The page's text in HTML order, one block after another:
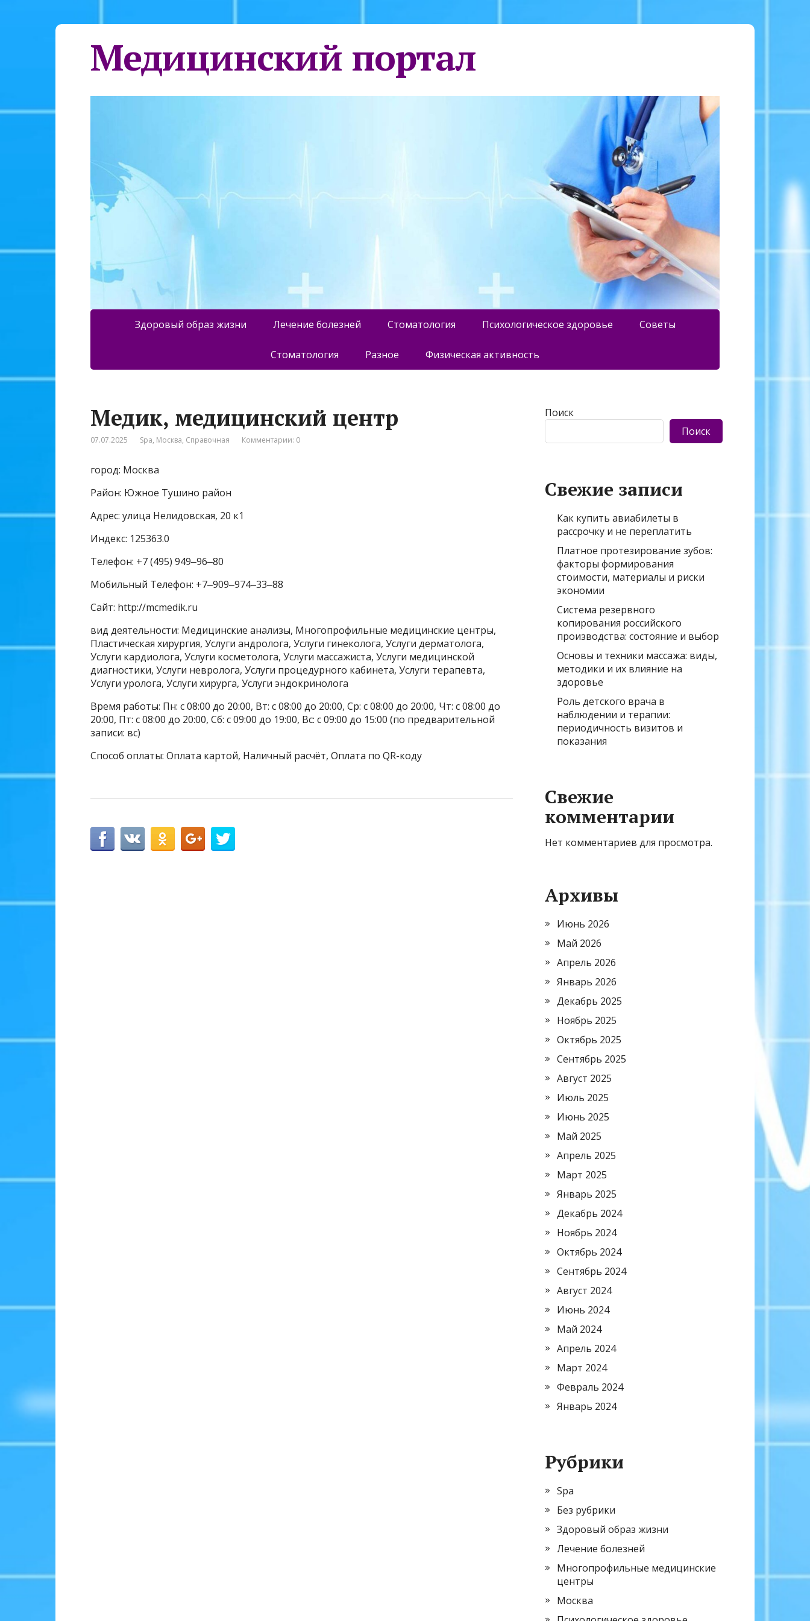
Медицинский портал
Здоровый образ жизни Лечение болезней Стоматология Психологическое здоровье Советы
Стоматология Разное Физическая активность
Медик, медицинский центр
07.07.2025 Spa, Москва, Справочная Комментарии: 0
город: Москва
Район: Южное Тушино район
Адрес: улица Нелидовская, 20 к1
Индекс: 125363.0
Телефон: +7 (495) 949‒96‒80
Мобильный Телефон: +7‒909‒974‒33‒88
Сайт: http://mcmedik.ru
вид деятельности: Медицинские анализы, Многопрофильные медицинские центры,
Пластическая хирургия, Услуги андролога, Услуги гинеколога, Услуги дерматолога,
Услуги кардиолога, Услуги косметолога, Услуги массажиста, Услуги медицинской
диагностики, Услуги невролога, Услуги процедурного кабинета, Услуги терапевта,
Услуги уролога, Услуги хирурга, Услуги эндокринолога
Время работы: Пн: с 08:00 до 20:00, Вт: с 08:00 до 20:00, Ср: с 08:00 до 20:00, Чт: с 08:00 до
20:00, Пт: с 08:00 до 20:00, Сб: с 09:00 до 19:00, Вс: с 09:00 до 15:00 (по предварительной
записи: вс)
Способ оплаты: Оплата картой, Наличный расчёт, Оплата по QR-коду
Поиск
Поиск
Свежие записи
Как купить авиабилеты в
рассрочку и не переплатить
Платное протезирование зубов:
факторы формирования
стоимости, материалы и риски
экономии
Система резервного
копирования российского
производства: состояние и выбор
Основы и техники массажа: виды,
методики и их влияние на
здоровье
Роль детского врача в
наблюдении и терапии:
периодичность визитов и
показания
Свежие
комментарии
Нет комментариев для просмотра.
Архивы
Июнь 2026
Май 2026
Апрель 2026
Январь 2026
Декабрь 2025
Ноябрь 2025
Октябрь 2025
Сентябрь 2025
Август 2025
Июль 2025
Июнь 2025
Май 2025
Апрель 2025
Март 2025
Январь 2025
Декабрь 2024
Ноябрь 2024
Октябрь 2024
Сентябрь 2024
Август 2024
Июнь 2024
Май 2024
Апрель 2024
Март 2024
Февраль 2024
Январь 2024
Рубрики
Spa
Без рубрики
Здоровый образ жизни
Лечение болезней
Многопрофильные медицинские
центры
Москва